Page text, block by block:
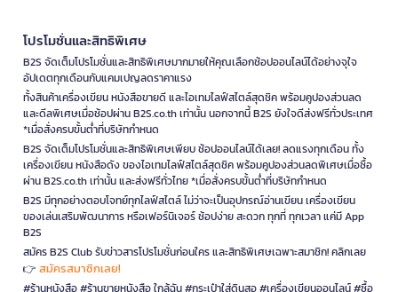
โปรโมชั่นและสิทธิพิเศษ
B2S จัดเต็มโปรโมชั่นและสิทธิพิเศษมากมายให้คุณเลือกช้อปออนไลน์ได้อย่างจุใจ
อัปเดตทุกเดือนกับแคมเปญลดราคาแรง
ทั้งสินค้าเครื่องเขียน หนังสือขายดี และไอเทมไลฟ์สไตล์สุดชิค พร้อมคูปองส่วนลด
และดีลพิเศษเมื่อช้อปผ่าน B2S.co.th เท่านั้น นอกจากนี้ B2S ยังใจดีส่งฟรีทั่วประเทศ
*เมื่อสั่งครบขั้นต่ำที่บริษัทกำหนด
B2S จัดเต็มโปรโมชั่นและสิทธิพิเศษเพียบ ช้อปออนไลน์ได้เลย! ลดแรงทุกเดือน ทั้ง
เครื่องเขียน หนังสือดัง ของไอเทมไลฟ์สไตล์สุดชิค พร้อมคูปองส่วนลดพิเศษเมื่อซื้อ
ผ่าน B2S.co.th เท่านั้น และส่งฟรีทั่วไทย *เมื่อสั่งครบขั้นต่ำที่บริษัทกำหนด
B2S มีทุกอย่างตอบโจทย์ทุกไลฟ์สไตล์ ไม่ว่าจะเป็นอุปกรณ์อ่านเขียน เครื่องเขียน
ของเล่นเสริมพัฒนาการ หรือเฟอร์นิเจอร์ ช้อปง่าย สะดวก ทุกที่ ทุกเวลา แค่มี App
B2S
สมัคร B2S Club รับข่าวสารโปรโมชั่นก่อนใคร และสิทธิพิเศษเฉพาะสมาชิก! คลิกเลย
👉 สมัครสมาชิกเลย!
#ร้านหนังสือ #ร้านขายหนังสือ ใกล้ฉัน #กระเป๋าใส่ดินสอ #เครื่องเขียนออนไลน์ #ซื้อ